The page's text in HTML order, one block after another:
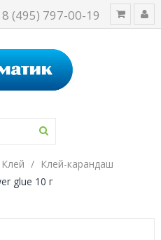
8 (495) 797-00-19
Клей
Клей-карандаш
glue 10 г